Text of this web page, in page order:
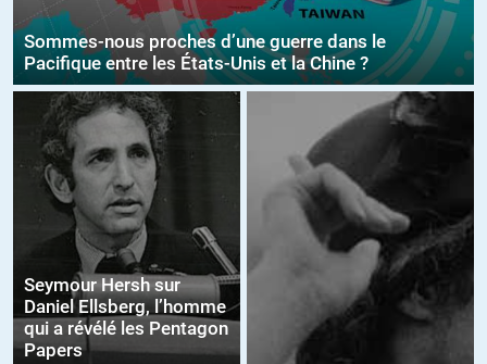
Sommes-nous proches d’une guerre dans le
Pacifique entre les États-Unis et la Chine ?
Seymour Hersh sur
Daniel Ellsberg, l’homme
qui a révélé les Pentagon
Papers